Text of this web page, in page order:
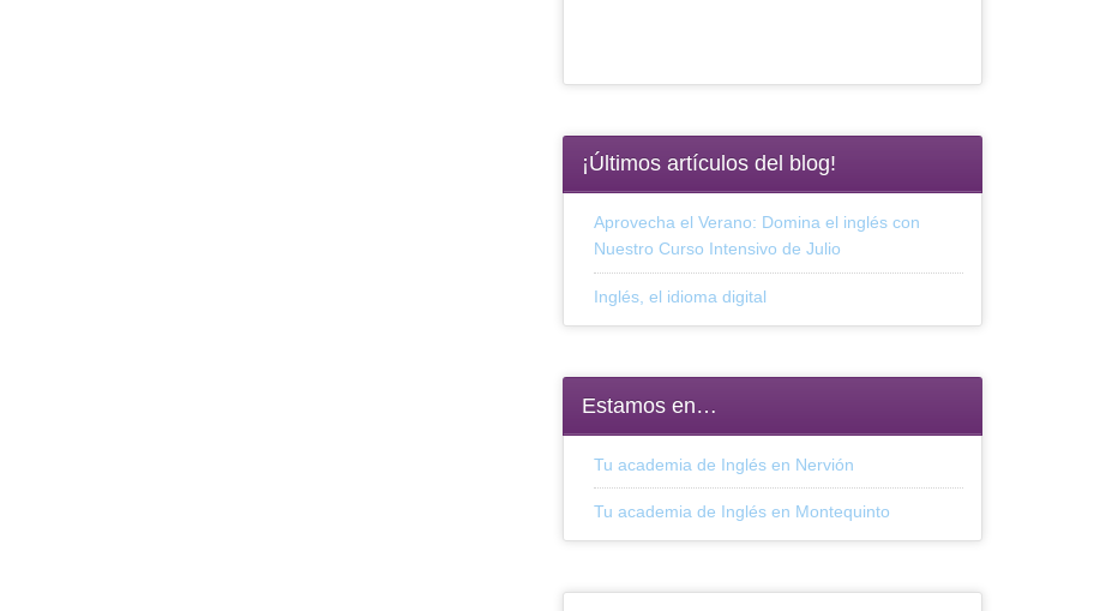
¡Últimos artículos del blog!
Aprovecha el Verano: Domina el inglés con
Nuestro Curso Intensivo de Julio
Inglés, el idioma digital
Estamos en…
Tu academia de Inglés en Nervión
Tu academia de Inglés en Montequinto